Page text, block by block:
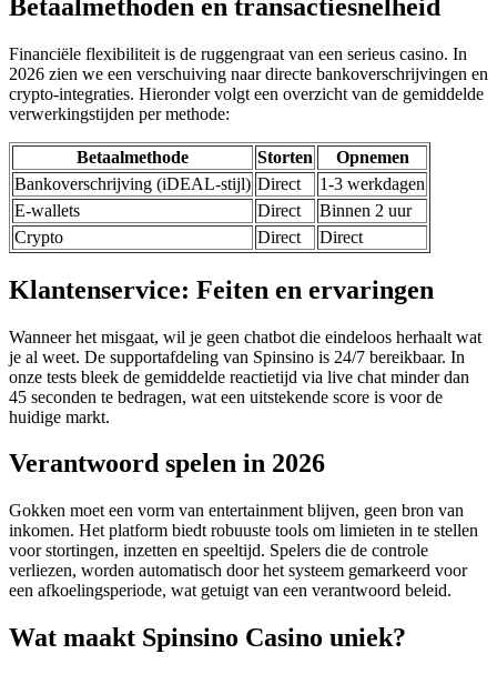
Betaalmethoden en transactiesnelheid
Financiële flexibiliteit is de ruggengraat van een serieus casino. In
2026 zien we een verschuiving naar directe bankoverschrijvingen en
crypto-integraties. Hieronder volgt een overzicht van de gemiddelde
verwerkingstijden per methode:
Betaalmethode Storten
Opnemen
Bankoverschrijving (iDEAL-stijl) Direct
1-3 werkdagen
E-wallets
Direct
Binnen 2 uur
Crypto
Direct Direct
Klantenservice: Feiten en ervaringen
Wanneer het misgaat, wil je geen chatbot die eindeloos herhaalt wat
je al weet. De supportafdeling van Spinsino is 24/7 bereikbaar. In
onze tests bleek de gemiddelde reactietijd via live chat minder dan
45 seconden te bedragen, wat een uitstekende score is voor de
huidige markt.
Verantwoord spelen in 2026
Gokken moet een vorm van entertainment blijven, geen bron van
inkomen. Het platform biedt robuuste tools om limieten in te stellen
voor stortingen, inzetten en speeltijd. Spelers die de controle
verliezen, worden automatisch door het systeem gemarkeerd voor
een afkoelingsperiode, wat getuigt van een verantwoord beleid.
Wat maakt Spinsino Casino uniek?